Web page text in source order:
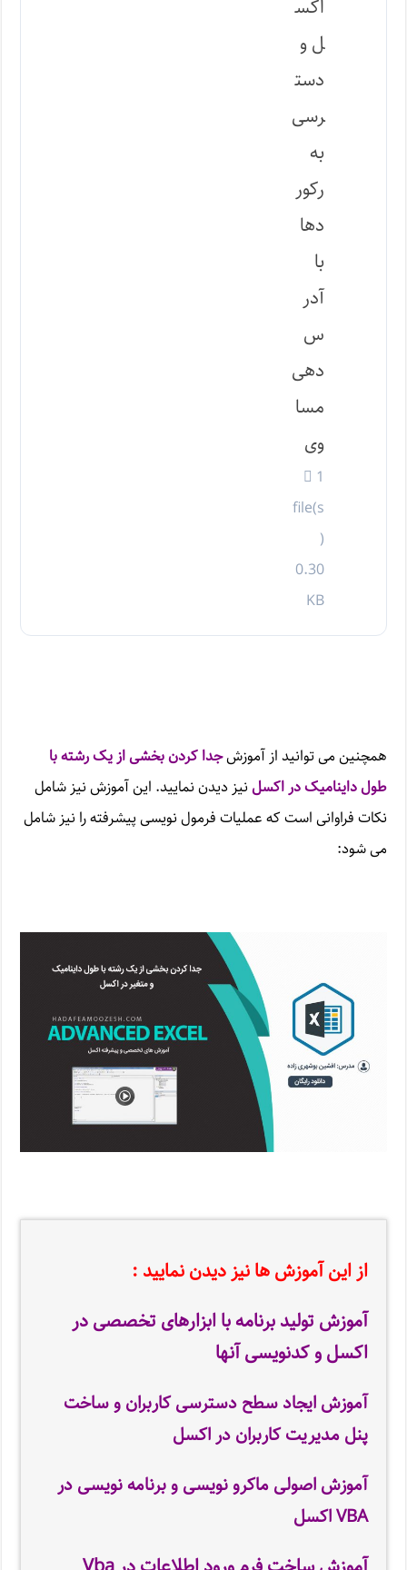
اکس
ل و
دست
رسی
به
رکور
دها
با
آدر
س
دهی
مسا
وی
1
file(s
)
0.30
KB
همچنین می توانید از آموزشجدا کردن بخشی از یک رشته با
طول داینامیک در اکسلنیز دیدن نمایید. این آموزش نیز شامل
نکات فراوانی است که عملیات فرمول نویسی پیشرفته را نیز شامل
می شود:
از این آموزش ها نیز دیدن نمایید :
آموزش تولید برنامه با ابزارهای تخصصی در
اکسل و کدنویسی آنها
آموزش ایجاد سطح دسترسی کاربران و ساخت
پنل مدیریت کاربران در اکسل
آموزش اصولی ماکرو نویسی و برنامه نویسی در
VBA اکسل